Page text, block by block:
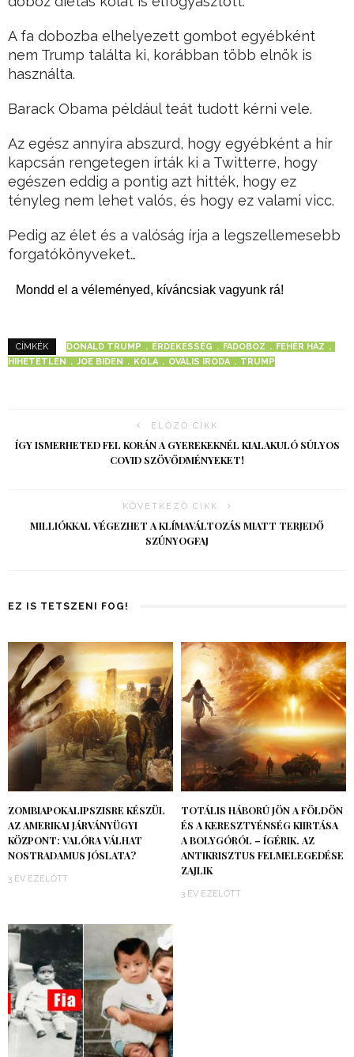
A fa dobozba elhelyezett gombot egyébként
nem Trump találta ki, korábban több elnök is
használta.
Barack Obama például teát tudott kérni vele.
Az egész annyira abszurd, hogy egyébként a hír
kapcsán rengetegen írták ki a Twitterre, hogy
egészen eddig a pontig azt hitték, hogy ez
tényleg nem lehet valós, és hogy ez valami vicc.
Pedig az élet és a valóság írja a legszellemesebb
forgatókönyveket…
Mondd el a véleményed, kíváncsiak vagyunk rá!
CÍMKÉK DONALD TRUMP ÉRDEKESSÉG FADOBOZ
FEHÉR HÁZ
HIHETETLEN
JOE BIDEN KÓLA OVÁLIS IRODA TRUMP
ELŐZŐ CIKK
ÍGY ISMERHETED FEL KORÁN A GYEREKEKNÉL KIALAKULÓ SÚLYOS
COVID SZÖVŐDMÉNYEKET!
KÖVETKEZŐ CIKK
MILLIÓKKAL VÉGEZHET A KLÍMAVÁLTOZÁS MIATT TERJEDŐ
SZÚNYOGFAJ
EZ IS TETSZENI FOG!
ZOMBIAPOKALIPSZISRE KÉSZÜL
AZ AMERIKAI JÁRVÁNYÜGYI
KÖZPONT: VALÓRA VÁLHAT
NOSTRADAMUS JÓSLATA?
3 ÉV EZELŐTT
TOTÁLIS HÁBORÚ JÖN A FÖLDÖN
ÉS A KERESZTYÉNSÉG KIIRTÁSA
A BOLYGÓRÓL – ÍGÉRIK. AZ
ANTIKRISZTUS FELMELEGEDÉSE
ZAJLIK
3 ÉV EZELŐTT